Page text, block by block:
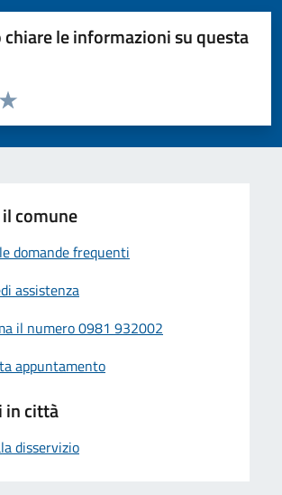
chiare le informazioni su questa
la pagina
5 stelle su 5
4 stelle su 5
su 5
su 5
5
comune
domande frequenti
assistenza
il numero 0981 932002
appuntamento
in città
disservizio